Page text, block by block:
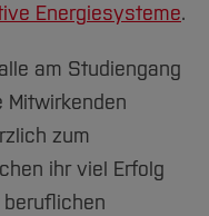
Energiesysteme.
am Studiengang
Mitwirkenden
zum
ihr viel Erfolg